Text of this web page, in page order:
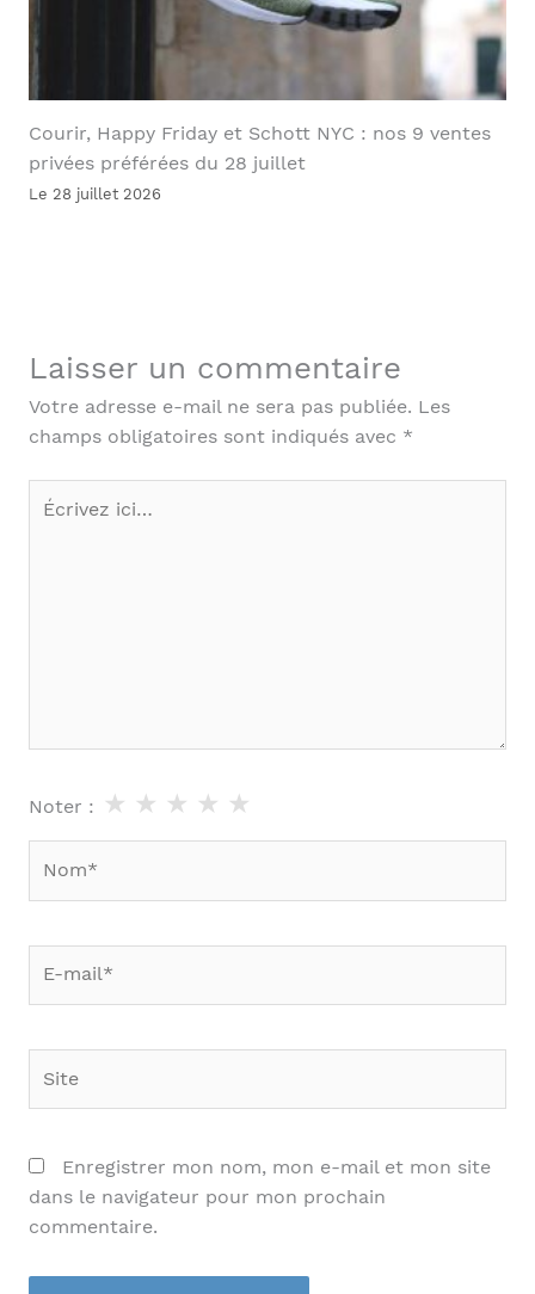
Courir, Happy Friday et Schott NYC : nos 9 ventes
privées préférées du 28 juillet
Le 28 juillet 2026
Laisser un commentaire
Votre adresse e-mail ne sera pas publiée. Les
champs obligatoires sont indiqués avec *
Écrivez
Noter : ★
★
★
★
★
Enregistrer mon nom, mon e-mail et mon site
dans le navigateur pour mon prochain
commentaire.